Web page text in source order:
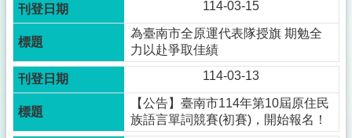
114-03-15
為臺南市全原運代表隊授旗 期勉全
力以赴爭取佳績
114-03-13
【公告】臺南市114年第10屆原住民
族語言單詞競賽(初賽)，開始報名！